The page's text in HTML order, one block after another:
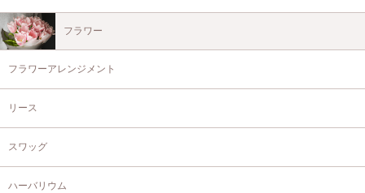
フラワー
フラワーアレンジメント
リース
スワッグ
ハーバリウム